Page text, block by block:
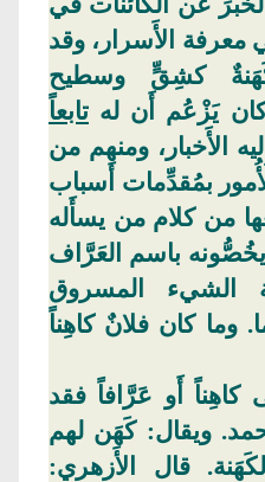
الأَسرار، وقد
كشِقٍّ وسطيح
يَزْعُم أَن له تابعا
الأَخبار، ومنهم من
بمُقدِّمات أَسباب
من كلام من يسأَله
يخُصُّونه باسم العَرَّاف
الشيء المسروق
وما كان فلانٌ كاهِناً
أَو عَرَّافاً فقد
ويقال:كَهَن لهم
قال الأَزهري: